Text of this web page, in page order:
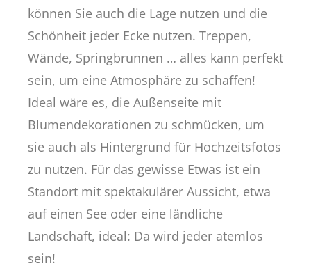
können Sie auch die Lage nutzen und die
Schönheit jeder Ecke nutzen. Treppen,
Wände, Springbrunnen … alles kann perfekt
sein, um eine Atmosphäre zu schaffen!
Ideal wäre es, die Außenseite mit
Blumendekorationen zu schmücken, um
sie auch als Hintergrund für Hochzeitsfotos
zu nutzen. Für das gewisse Etwas ist ein
Standort mit spektakulärer Aussicht, etwa
auf einen See oder eine ländliche
Landschaft, ideal: Da wird jeder atemlos
sein!